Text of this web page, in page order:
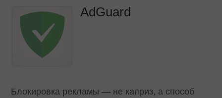
AdGuard
Блокировка рекламы — не каприз, а способ